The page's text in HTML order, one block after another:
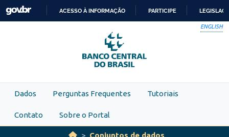
Skip to main content
PARA
O
CONTEÚDO
ACESSO À INFORMAÇÃO PARTICIPE
ENGLISH
Dados Perguntas Frequentes Tutoriais
Contato Sobre o Portal